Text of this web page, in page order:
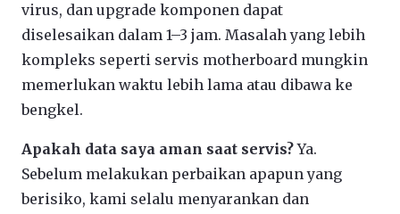
virus, dan upgrade komponen dapat
diselesaikan dalam 1–3 jam. Masalah yang lebih
kompleks seperti servis motherboard mungkin
memerlukan waktu lebih lama atau dibawa ke
bengkel.
Apakah data saya aman saat servis?Ya.
Sebelum melakukan perbaikan apapun yang
berisiko, kami selalu menyarankan dan